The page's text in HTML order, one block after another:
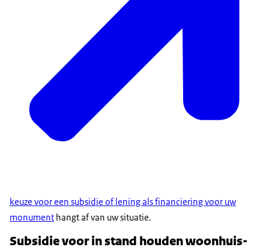
keuze voor een subsidie of lening als financiering voor uw
monument hangt af van uw situatie.
Subsidie voor in stand houden woonhuis-